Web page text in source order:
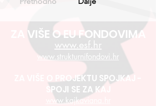
ZA VIŠE O EU FONDOVIMA
www.esf.hr
www.strukturnifondovi.hr
ZA VIŠE O PROJEKTU SPOJKAJ -
SPOJI SE ZA KAJ
www.kajkaviana.hr